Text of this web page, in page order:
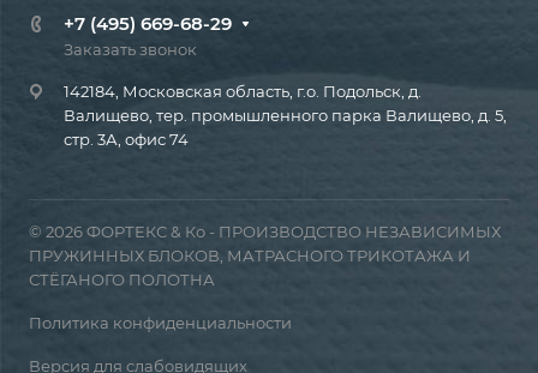
+7 (495) 669-68-29
Заказать звонок
142184, Московская область, г.о. Подольск, д.
Валищево, тер. промышленного парка Валищево, д. 5,
стр. 3А, офис 74
© 2026 ФОРТЕКС & Ко - ПРОИЗВОДСТВО НЕЗАВИСИМЫХ
ПРУЖИННЫХ БЛОКОВ, МАТРАСНОГО ТРИКОТАЖА И
СТЁГАНОГО ПОЛОТНА
Политика конфиденциальности
Версия для слабовидящих